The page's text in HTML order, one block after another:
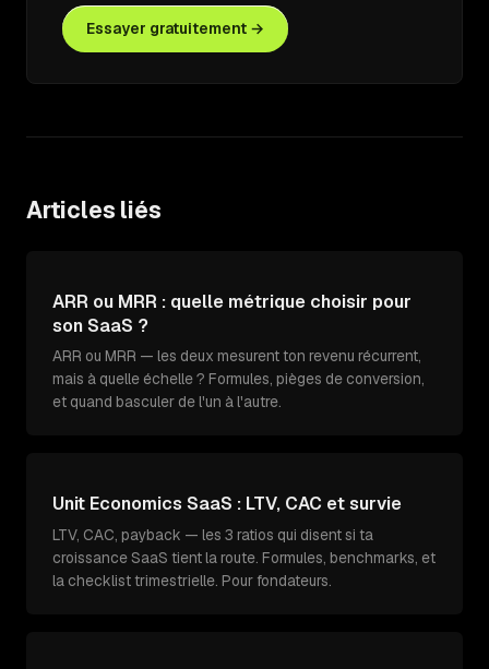
Essayer gratuitement →
Articles liés
ARR ou MRR : quelle métrique choisir pour
son SaaS ?
ARR ou MRR — les deux mesurent ton revenu récurrent,
mais à quelle échelle ? Formules, pièges de conversion,
et quand basculer de l'un à l'autre.
Unit Economics SaaS : LTV, CAC et survie
LTV, CAC, payback — les 3 ratios qui disent si ta
croissance SaaS tient la route. Formules, benchmarks, et
la checklist trimestrielle. Pour fondateurs.